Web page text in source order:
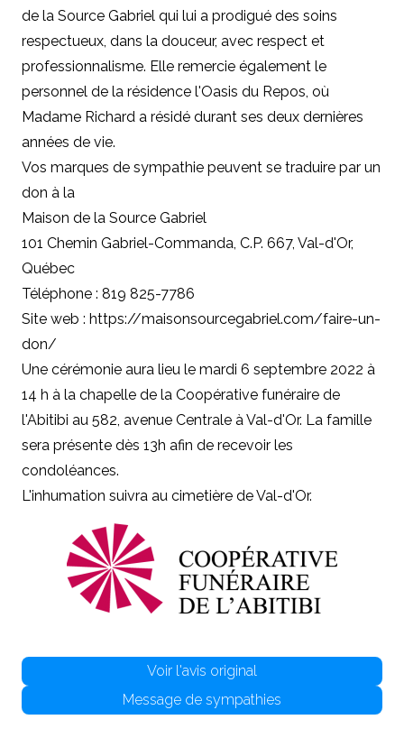
de la Source Gabriel qui lui a prodigué des soins
respectueux, dans la douceur, avec respect et
professionnalisme. Elle remercie également le
personnel de la résidence l'Oasis du Repos, où
Madame Richard a résidé durant ses deux dernières
années de vie.
Vos marques de sympathie peuvent se traduire par un
don à la
Maison de la Source Gabriel
101 Chemin Gabriel-Commanda, C.P. 667, Val-d'Or,
Québec
Téléphone : 819 825-7786
Site web : https://maisonsourcegabriel.com/faire-un-
don/
Une cérémonie aura lieu le mardi 6 septembre 2022 à
14 h à la chapelle de la Coopérative funéraire de
l'Abitibi au 582, avenue Centrale à Val-d'Or. La famille
sera présente dès 13h afin de recevoir les
condoléances.
L'inhumation suivra au cimetière de Val-d'Or.
Voir l'avis original
Message de sympathies